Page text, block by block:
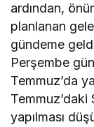
ardından,
planlanan
gündeme
Perşembe
Temmuz’da
Temmuz’daki
yapılması